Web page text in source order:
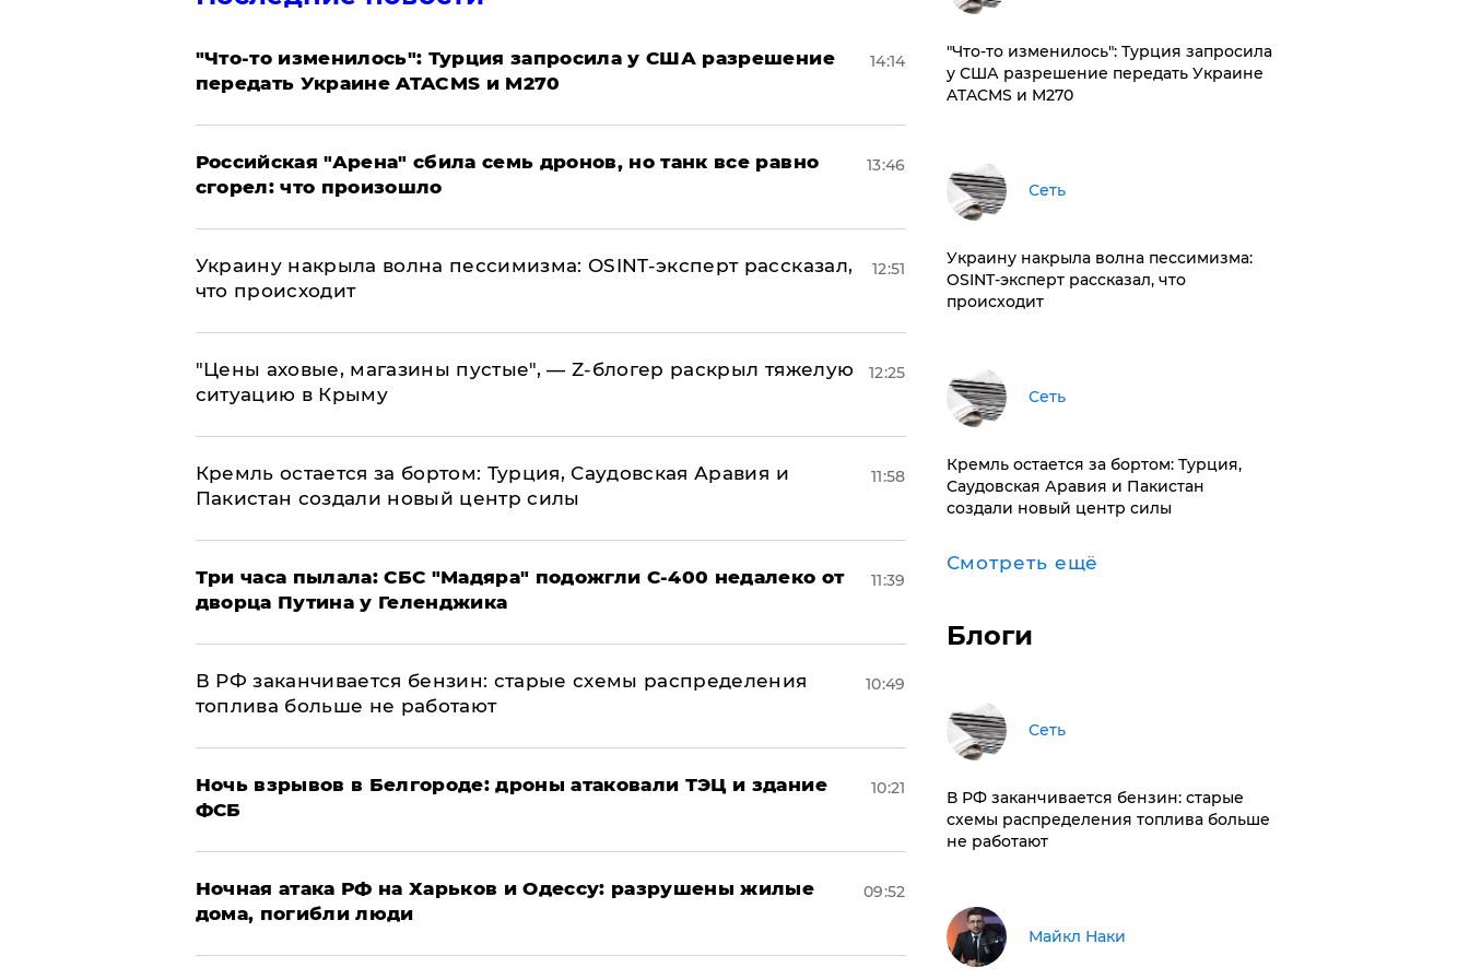
​"Что-то изменилось": Турция запросила у США разрешение
передать Украине ATACMS и M270
14:14
​Российская "Арена" сбила семь дронов, но танк все равно
сгорел: что произошло
13:46
​Украину накрыла волна пессимизма: OSINT-эксперт рассказал,
что происходит
12:51
​"Цены аховые, магазины пустые", — Z-блогер раскрыл тяжелую
ситуацию в Крыму
12:25
​Кремль остается за бортом: Турция, Саудовская Аравия и
Пакистан создали новый центр силы
11:58
Три часа пылала: СБС "Мадяра" подожгли С-400 недалеко от
дворца Путина у Геленджика
11:39
​В РФ заканчивается бензин: старые схемы распределения
топлива больше не работают
10:49
​Ночь взрывов в Белгороде: дроны атаковали ТЭЦ и здание
ФСБ
10:21
​Ночная атака РФ на Харьков и Одессу: разрушены жилые
дома, погибли люди
09:52
​"Что-то изменилось": Турция запросила
у США разрешение передать Украине
ATACMS и M270
Сеть
​Украину накрыла волна пессимизма:
OSINT-эксперт рассказал, что
происходит
Сеть
​Кремль остается за бортом: Турция,
Саудовская Аравия и Пакистан
создали новый центр силы
Смотреть ещё
Блоги
Сеть
​В РФ заканчивается бензин: старые
схемы распределения топлива больше
не работают
Майкл Наки